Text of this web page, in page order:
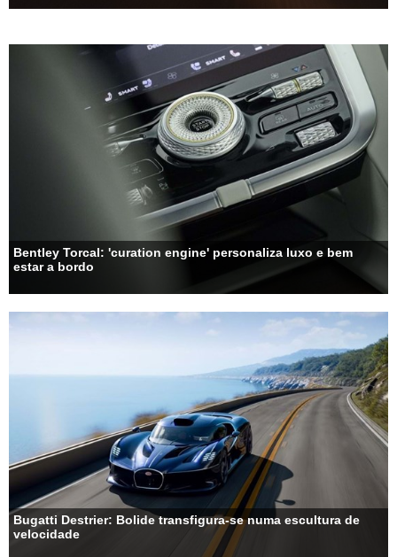
Bentley Torcal: 'curation engine' personaliza luxo e bem
estar a bordo
Bugatti Destrier: Bolide transfigura-se numa escultura de
velocidade